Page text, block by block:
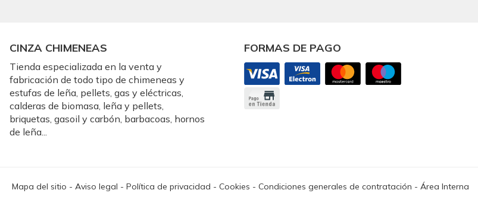
CINZA CHIMENEAS
Tienda especializada en la venta y
fabricación de todo tipo de chimeneas y
estufas de leña, pellets, gas y eléctricas,
calderas de biomasa, leña y pellets,
briquetas, gasoil y carbón, barbacoas, hornos
de leña...
FORMAS DE PAGO
Mapa del sitio - Aviso legal - Política de privacidad - Cookies - Condiciones generales de contratación - Área Interna